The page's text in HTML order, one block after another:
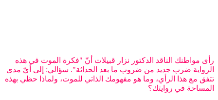
رأى مواطنك الناقد الدكتور نزار قبيلات أنّ "فكرة الموت في هذه
الرواية ضرب جديد من ضروب ما بعد الحداثة". سؤالي: إلى أيّ مدى
تتفق مع هذا الرأي، وما هو مفهومك الذاتي للموت، ولماذا حظي بهذه
المساحة في روايتك؟